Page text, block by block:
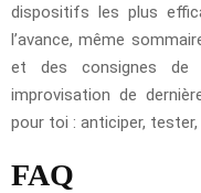
dispositifs les plus
l’avance, même
et des consignes de
improvisation de
pour toi : anticiper, tester,
FAQ